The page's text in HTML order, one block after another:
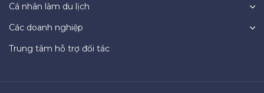
Cá nhân làm du lịch
Các doanh nghiệp
Trung tâm hỗ trợ đối tác